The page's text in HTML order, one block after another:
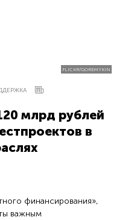
FLICKR/GOREMYKIN
млрд рублей
в
финансирования»,
важным